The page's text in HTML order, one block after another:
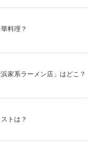
料理？
家系ラーメン店」はどこ？
トは？